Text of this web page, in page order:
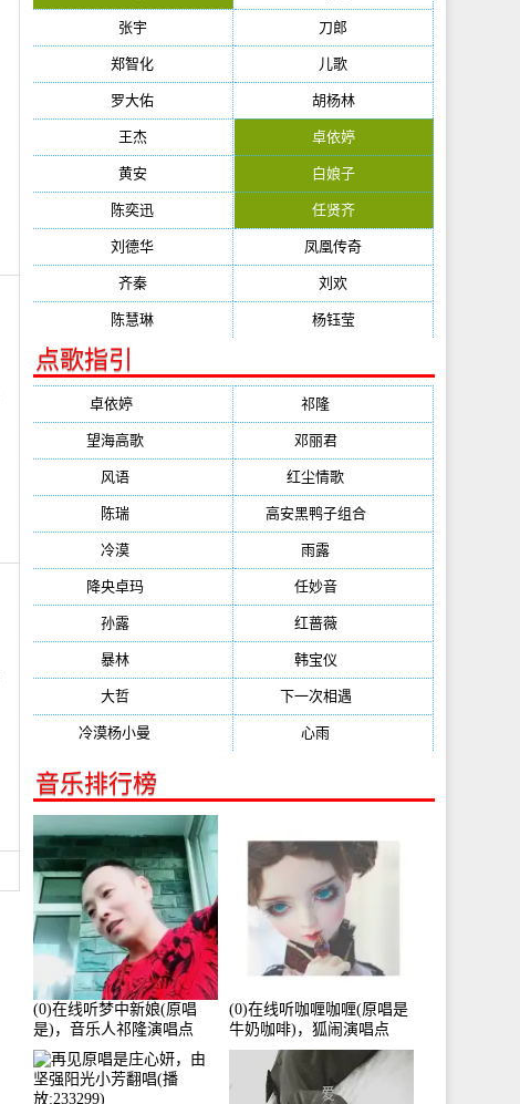
张宇 刀郎
郑智化 儿歌
罗大佑 胡杨林
王杰 卓依婷
黄安 白娘子
陈奕迅 任贤齐
刘德华 凤凰传奇
齐秦 刘欢
陈慧琳 杨钰莹
点歌指引
卓依婷(1378) 祁隆
望海高歌(601) 邓丽君(555)
风语(543) 红尘情歌
陈瑞(459) 高安黑鸭子组合(388)
冷漠(355) 雨露
降央卓玛(347) 任妙音(321)
孙露(321) 红蔷薇(311)
暴林(304) 韩宝仪
大哲(247) 下一次相遇
冷漠杨小曼 心雨
音乐排行榜
(0)在线听梦中新娘(原唱
是)，音乐人祁隆演唱点
播:2713192次
(0)在线听咖喱咖喱(原唱是
牛奶咖啡)，狐闹演唱点
播:287579次